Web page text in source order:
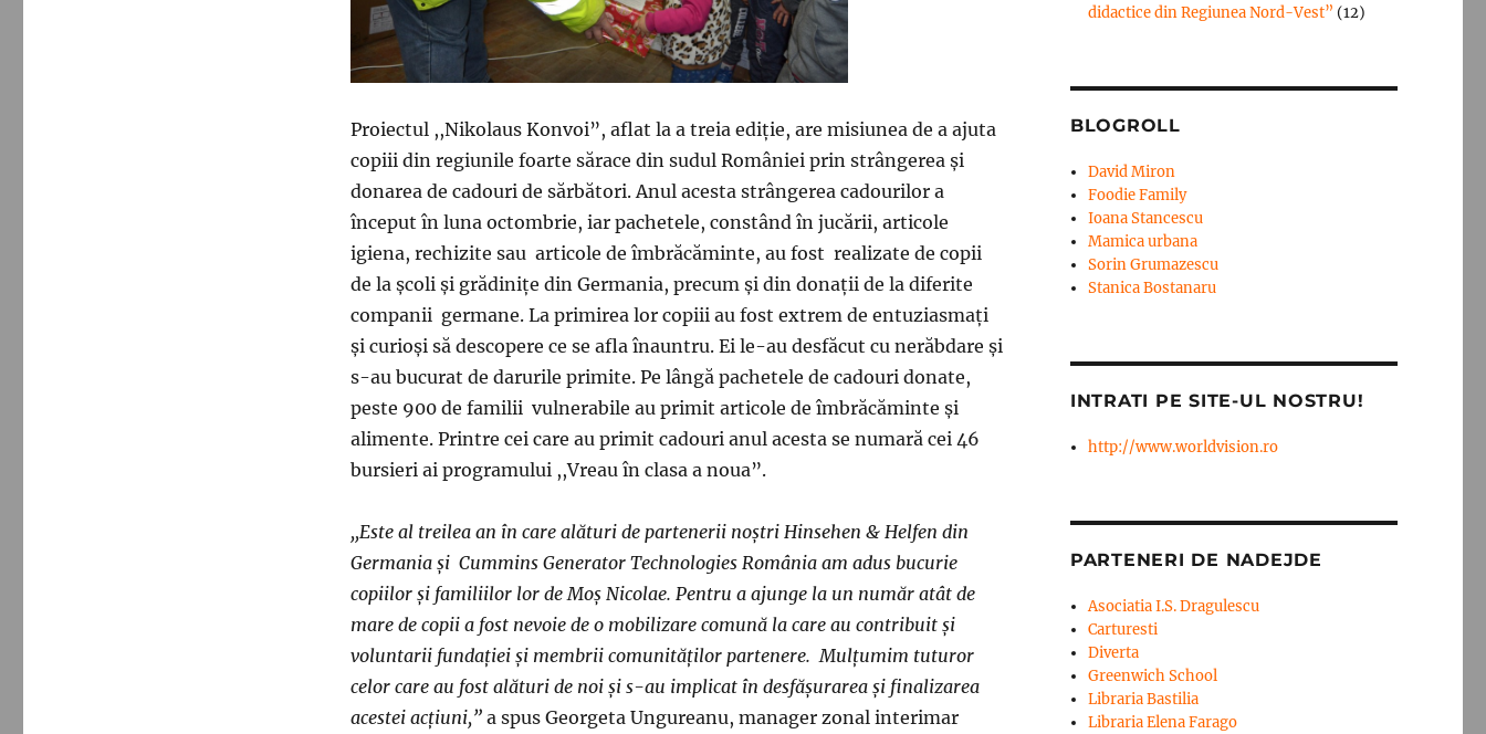
Proiectul ,,Nikolaus Konvoi”, aflat la a treia ediţie, are misiunea de a ajuta
copiii din regiunile foarte sărace din sudul României prin strângerea şi
donarea de cadouri de sărbători. Anul acesta strângerea cadourilor a
început în luna octombrie, iar pachetele, constând în jucării, articole
igiena, rechizite sau articole de îmbrăcăminte, au fost realizate de copii
de la şcoli şi grădiniţe din Germania, precum şi din donaţii de la diferite
companii germane. La primirea lor copiii au fost extrem de entuziasmaţi
şi curioşi să descopere ce se afla înauntru. Ei le-au desfăcut cu nerăbdare şi
s-au bucurat de darurile primite. Pe lângă pachetele de cadouri donate,
peste 900 de familii vulnerabile au primit articole de îmbrăcăminte şi
alimente. Printre cei care au primit cadouri anul acesta se numară cei 46
bursieri ai programului ,,Vreau în clasa a noua”.
,,Este al treilea an în care alături de partenerii noştri Hinsehen & Helfen din
Germania şi Cummins Generator Technologies România am adus bucurie
copiilor şi familiilor lor de Moş Nicolae. Pentru a ajunge la un număr atât de
mare de copii a fost nevoie de o mobilizare comună la care au contribuit şi
voluntarii fundaţiei şi membrii comunităţilor partenere. Mulţumim tuturor
celor care au fost alături de noi şi s-au implicat în desfăşurarea şi finalizarea
acestei acţiuni,”a spus Georgeta Ungureanu, manager zonal interimar
didactice din Regiunea Nord-Vest” (12)
BLOGROLL
David Miron
Foodie Family
Ioana Stancescu
Mamica urbana
Sorin Grumazescu
Stanica Bostanaru
INTRATI PE SITE-UL NOSTRU!
http://www.worldvision.ro
PARTENERI DE NADEJDE
Asociatia I.S. Dragulescu
Carturesti
Diverta
Greenwich School
Libraria Bastilia
Libraria Elena Farago